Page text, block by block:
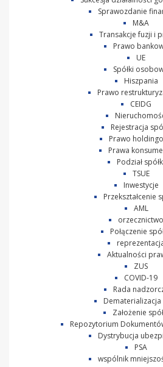
Sprawozdanie
M&A
Transakcje fuzji i
Prawo
UE
Spółki
Hiszpania
Prawo
CEIDG
Rejestracja
Prawo
Prawa
Podział
TSUE
Inwestycje
Przekształcenie
AML
orzecznictwo
Połączenie
Aktualności
ZUS
COVID-19
Rada
Dematerializacja
Założenie
Repozytorium
Dystrybucja
PSA
wspólnik